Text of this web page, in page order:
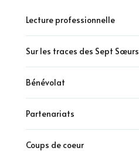
Lecture professionnelle
Sur les traces des Sept Sœurs
Bénévolat
Partenariats
Coups de coeur